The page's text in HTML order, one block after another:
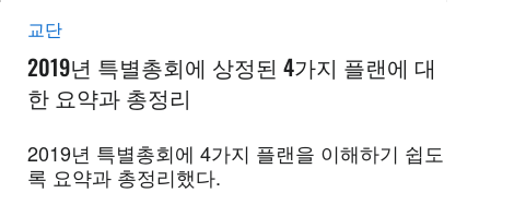
교단
2019년 특별총회에 상정된 4가지 플랜에 대
한 요약과 총정리
2019년 특별총회에 4가지 플랜을 이해하기 쉽도
록 요약과 총정리했다.